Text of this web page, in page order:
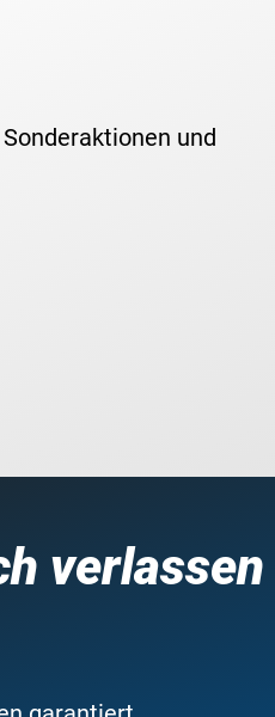
und
verlassen